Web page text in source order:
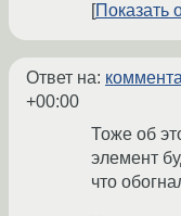
Показать
Ответ на:
+00:00
Тоже об
элемент
что